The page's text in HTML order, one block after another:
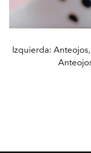
Izquierda: Anteojos,